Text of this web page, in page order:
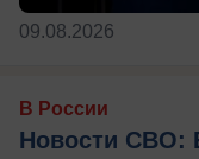
09.08.2026
В России
Новости СВО: